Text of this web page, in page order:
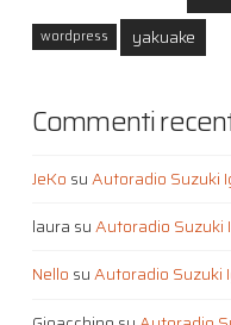
wordpress yakuake
Commenti
JeKo suAutoradio Suzuki
laura suAutoradio Suzuki
Nello suAutoradio Suzuki